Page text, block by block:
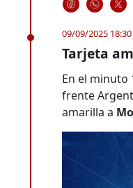
09/09/2025 18:30
Tarjeta
En el minuto
frente
amarilla a